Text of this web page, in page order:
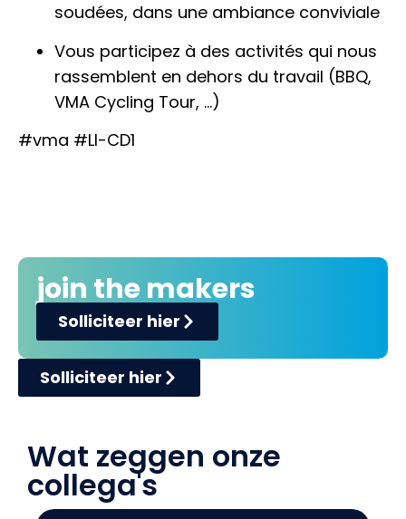
soudées, dans une ambiance conviviale
Vous participez à des activités qui nous
rassemblent en dehors du travail (BBQ,
VMA Cycling Tour, …)
#vma #LI-CD1
join the makers
Solliciteer hier
Solliciteer hier
Wat zeggen onze
collega's